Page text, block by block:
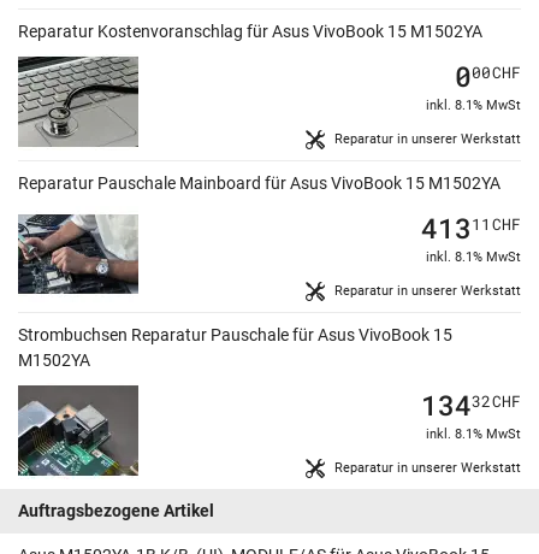
Reparatur Kostenvoranschlag für Asus VivoBook 15 M1502YA
Reparatur in unserer Werkstatt
000CHF
inkl. 8.1% MwSt
Reparatur Pauschale Mainboard für Asus VivoBook 15 M1502YA
Reparatur in unserer Werkstatt
41311 CHF
inkl. 8.1% MwSt
Strombuchsen Reparatur Pauschale für Asus VivoBook 15
M1502YA
Reparatur in unserer Werkstatt
13432CHF
inkl. 8.1% MwSt
Auftragsbezogene Artikel